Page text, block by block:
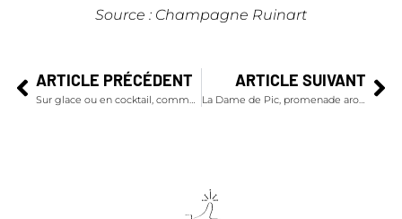
Source : Champagne Ruinart
ARTICLE PRÉCÉDENT
Sur glace ou en cocktail, comment déguster les champagnes l’été ?
ARTICLE SUIVANT
La Dame de Pic, promenade aromatique parisienne